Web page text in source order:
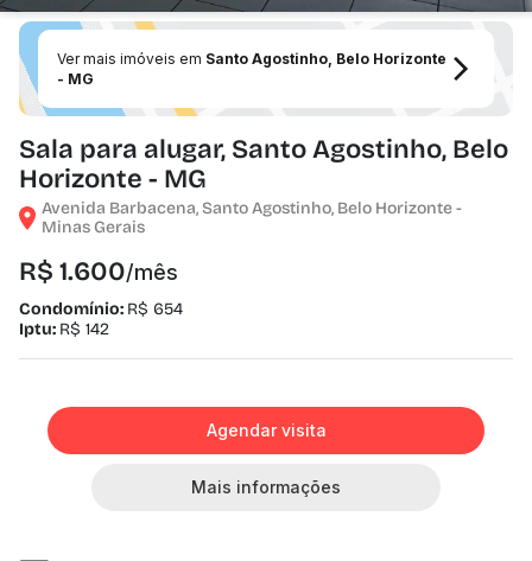
Ver mais imóveis em Santo Agostinho, Belo Horizonte
- MG
Sala para alugar, Santo Agostinho, Belo
Horizonte - MG
Avenida Barbacena, Santo Agostinho, Belo Horizonte -
Minas Gerais
R$ 1.600/mês
Condomínio: R$ 654
Iptu: R$ 142
Agendar visita
Mais informações